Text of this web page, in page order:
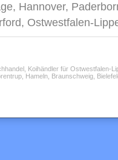
Hannover,
Ostwestfalen-
Koihändler für Ostwestfalen-
Hameln, Braunschweig,